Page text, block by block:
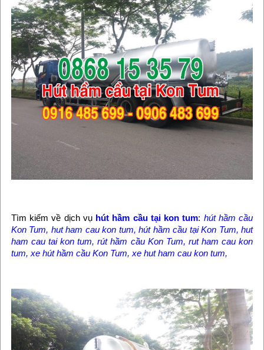
Tìm kiếm về dịch vụ hút hầm cầu tại kon tum: hút hầm cầu
Kon Tum, hut ham cau kon tum, hút hầm cầu tại Kon Tum, hut
ham cau tai kon tum, rút hầm cầu Kon Tum, rut ham cau kon
tum, xe hút hầm cầu Kon Tum, xe hut ham cau kon tum,